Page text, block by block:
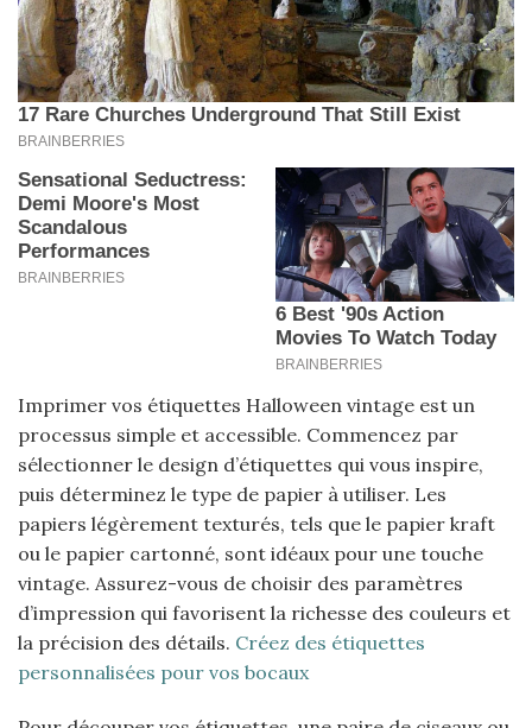
Imprimer vos étiquettes Halloween vintage est un
processus simple et accessible. Commencez par
sélectionner le design d’étiquettes qui vous inspire,
puis déterminez le type de papier à utiliser. Les
papiers légèrement texturés, tels que le papier kraft
ou le papier cartonné, sont idéaux pour une touche
vintage. Assurez-vous de choisir des paramètres
d’impression qui favorisent la richesse des couleurs et
la précision des détails. Créez des étiquettes
personnalisées pour vos bocaux